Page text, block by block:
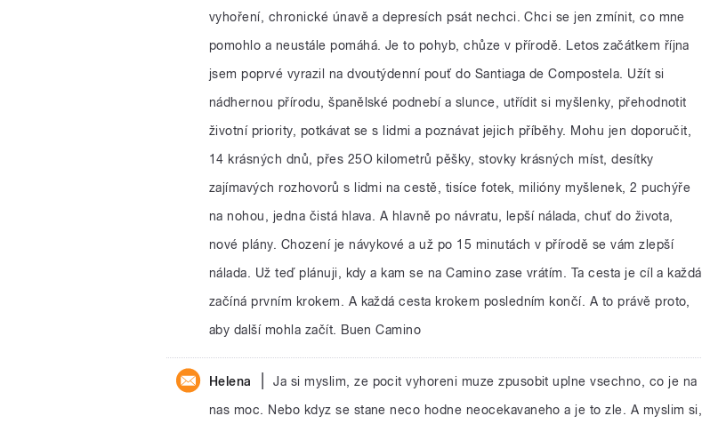
vyhoření, chronické únavě a depresích psát nechci. Chci se jen zmínit, co mne
pomohlo a neustále pomáhá. Je to pohyb, chůze v přírodě. Letos začátkem října
jsem poprvé vyrazil na dvoutýdenní pouť do Santiaga de Compostela. Užít si
nádhernou přírodu, španělské podnebí a slunce, utřídit si myšlenky, přehodnotit
životní priority, potkávat se s lidmi a poznávat jejich příběhy. Mohu jen doporučit,
14 krásných dnů, přes 25O kilometrů pěšky, stovky krásných míst, desítky
zajímavých rozhovorů s lidmi na cestě, tisíce fotek, milióny myšlenek, 2 puchýře
na nohou, jedna čistá hlava. A hlavně po návratu, lepší nálada, chuť do života,
nové plány. Chození je návykové a už po 15 minutách v přírodě se vám zlepší
nálada. Už teď plánuji, kdy a kam se na Camino zase vrátím. Ta cesta je cíl a každá
začíná prvním krokem. A každá cesta krokem posledním končí. A to právě proto,
aby další mohla začít. Buen Camino
Helena
Ja si myslim, ze pocit vyhoreni muze zpusobit uplne vsechno, co je na
nas moc. Nebo kdyz se stane neco hodne neocekavaneho a je to zle. A myslim si,